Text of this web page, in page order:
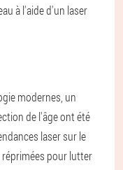
à l'aide d'un laser
modernes, un
de l'âge ont été
laser sur le
pour lutter